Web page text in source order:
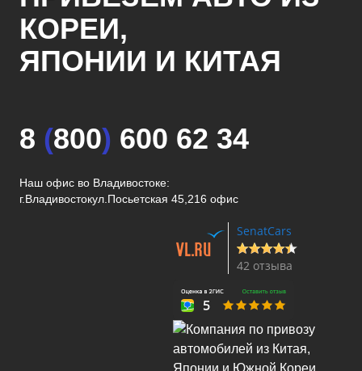
КОРЕИ,
ЯПОНИИ И КИТАЯ
8 (800) 600 62 34
Наш офис во Владивостоке:
г.Владивостокул.Посьетская 45,216 офис
SenatCars
42 отзыва